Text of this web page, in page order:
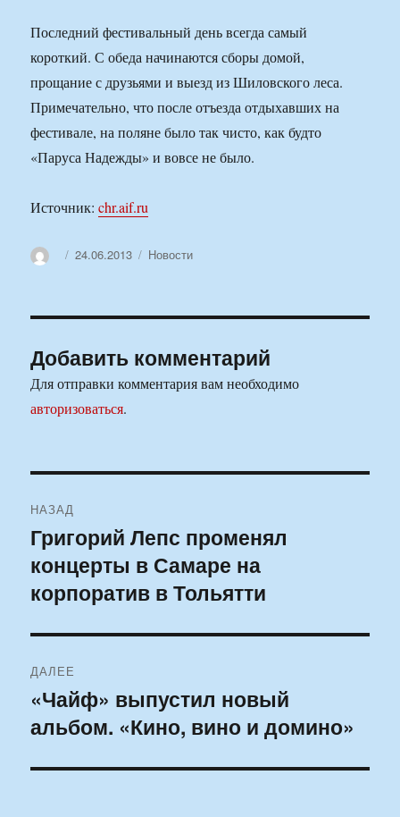
Последний фестивальный день всегда самый
короткий. С обеда начинаются сборы домой,
прощание с друзьями и выезд из Шиловского леса.
Примечательно, что после отъезда отдыхавших на
фестивале, на поляне было так чисто, как будто
«Паруса Надежды» и вовсе не было.
Источник:chr.aif.ru
АвторОпубликовано
24.06.2013 Рубрики
Новости
Добавить комментарий
Для отправки комментария вам необходимо
авторизоваться.
по
записям
НАЗАД
Предыдущая
запись:
Григорий Лепс променял
концерты в Самаре на
корпоратив в Тольятти
ДАЛЕЕ
Следующая
запись:
«Чайф» выпустил новый
альбом. «Кино, вино и домино»